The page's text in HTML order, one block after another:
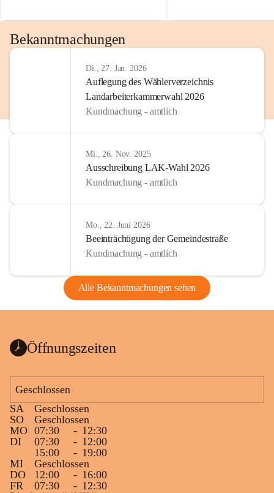
Bekanntmachungen
Di., 27. Jan. 2026
Auflegung des Wählerverzeichnis
Landarbeiterkammerwahl 2026
Kundmachung - amtlich
Mi., 26. Nov. 2025
Ausschreibung LAK-Wahl 2026
Kundmachung - amtlich
Mo., 22. Juni 2026
Beeinträchtigung der Gemeindestraße
Kundmachung - amtlich
Alle Bekanntmachungen sehen
Öffnungszeiten
Geschlossen
SA
Geschlossen
SO
Geschlossen
MO 07:30 - 12:30
DI
07:30 - 12:00
15:00
- 19:00
MI
Geschlossen
DO
12:00 - 16:00
FR
07:30 - 12:30